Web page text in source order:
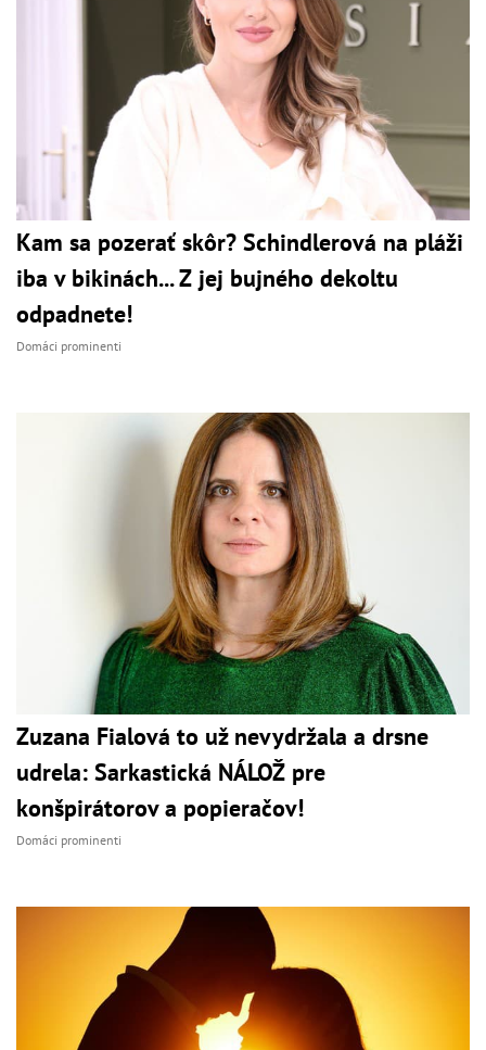
Kam sa pozerať skôr? Schindlerová na pláži
iba v bikinách... Z jej bujného dekoltu
odpadnete!
Domáci prominenti
Zuzana Fialová to už nevydržala a drsne
udrela: Sarkastická NÁLOŽ pre
konšpirátorov a popieračov!
Domáci prominenti